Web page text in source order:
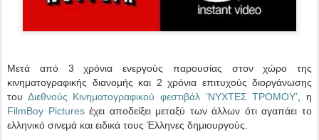
Μετά από 3 χρόνια ενεργούς παρουσίας στον χώρο της
κινηματογραφικής διανομής και 2 χρόνια επιτυχούς διοργάνωσης
του Διεθνούς Κινηματογραφικού φεστιβάλ ‘ΝΥΧΤΕΣ ΤΡΟΜΟΥ’ , η
FilmBoy Picturesέχει αποδείξει μεταξύ των άλλων ότι αγαπάει το
ελληνικό σινεμά και ειδικά τους Έλληνες δημιουργούς.